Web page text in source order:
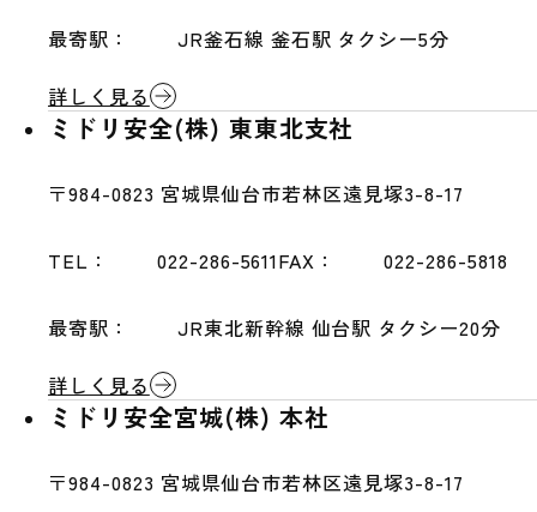
最寄駅：
JR釜石線 釜石駅 タクシー5分
詳しく見る
ミドリ安全(株) 東東北支社
〒984-0823 宮城県仙台市若林区遠見塚3-8-17
TEL： 022-286-5611FAX： 022-286-5818
最寄駅：
JR東北新幹線 仙台駅 タクシー20分
詳しく見る
ミドリ安全宮城(株) 本社
〒984-0823 宮城県仙台市若林区遠見塚3-8-17